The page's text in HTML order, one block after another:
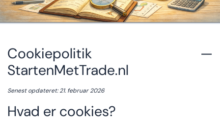
Cookiepolitik —
StartenMetTrade.nl
Senest opdateret: 21. februar 2026
Hvad er cookies?